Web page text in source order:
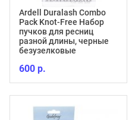
Ardell Duralash Combo
Pack Knot-Free Набор
пучков для ресниц
разной длины, черные
безузелковые
600 р.